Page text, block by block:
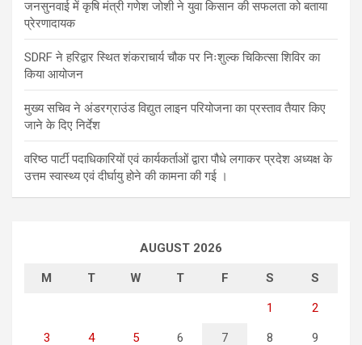
जनसुनवाई में कृषि मंत्री गणेश जोशी ने युवा किसान की सफलता को बताया
प्रेरणादायक
SDRF ने हरिद्वार स्थित शंकराचार्य चौक पर निःशुल्क चिकित्सा शिविर का
किया आयोजन
मुख्य सचिव ने अंडरग्राउंड विद्युत लाइन परियोजना का प्रस्ताव तैयार किए
जाने के दिए निर्देश
वरिष्ठ पार्टी पदाधिकारियों एवं कार्यकर्ताओं द्वारा पौधे लगाकर प्रदेश अध्यक्ष के
उत्तम स्वास्थ्य एवं दीर्घायु होने की कामना की गई ।
AUGUST 2026
M T W T F S S
1 2
3 4 5 6 7 8 9